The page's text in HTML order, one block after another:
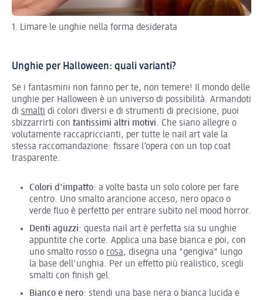
1. Limare le unghie nella forma desiderata
Unghie per Halloween: quali varianti?
Se i fantasmini non fanno per te, non temere! Il mondo delle
unghie per Halloween è un universo di possibilità. Armandoti
di smalti di colori diversi e di strumenti di precisione, puoi
sbizzarrirti con tantissimi altri motivi. Che siano allegre o
volutamente raccapriccianti, per tutte le nail art vale la
stessa raccomandazione: fissare l’opera con un top coat
trasparente.
Colori d'impatto: a volte basta un solo colore per fare
centro. Uno smalto arancione acceso, nero opaco o
verde fluo è perfetto per entrare subito nel mood horror.
Denti aguzzi: questa nail art è perfetta sia su unghie
appuntite che corte. Applica una base bianca e poi, con
uno smalto rosso o rosa, disegna una "gengiva" lungo
la base dell'unghia. Per un effetto più realistico, scegli
smalti con finish gel.
Bianco e nero: stendi una base nera o bianca lucida e